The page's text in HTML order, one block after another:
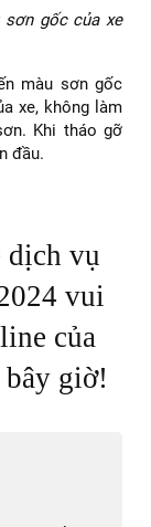
đàn hồi, giúp
cây, móng tay,
sự phai màu,
mưa axit, bụi
giúp việc vệ